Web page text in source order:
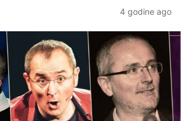
4 godine ago